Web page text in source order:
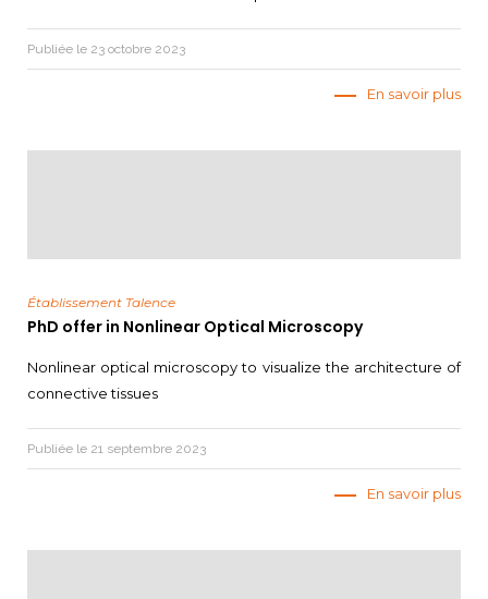
Publiée le 23 octobre 2023
En savoir plus
Établissement Talence
PhD offer in Nonlinear Optical Microscopy
Nonlinear optical microscopy to visualize the architecture of
connective tissues
Publiée le 21 septembre 2023
En savoir plus